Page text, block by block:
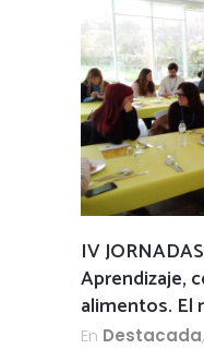
IV
Aprendizaje,
alimentos. El
En Destacada,